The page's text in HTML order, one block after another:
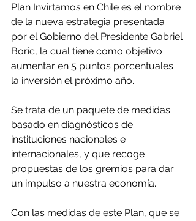
Plan Invirtamos en Chile es el nombre
de la nueva estrategia presentada
por el Gobierno del Presidente Gabriel
Boric, la cual tiene como objetivo
aumentar en 5 puntos porcentuales
la inversión el próximo año.
Se trata de un paquete de medidas
basado en diagnósticos de
instituciones nacionales e
internacionales, y que recoge
propuestas de los gremios para dar
un impulso a nuestra economía.
Con las medidas de este Plan, que se